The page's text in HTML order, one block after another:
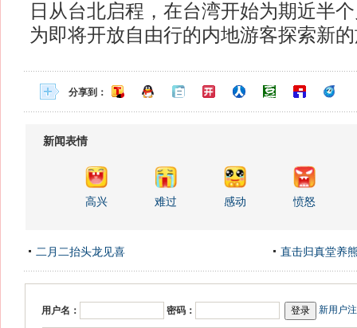
日从台北启程，在台湾开始为期近半
为即将开放自由行的内地游客探索新
分享到：
新闻表情
高兴 难过 感动 愤怒
二月二抬头龙见喜 直击归真堂养
用户名： 密码： 新用户